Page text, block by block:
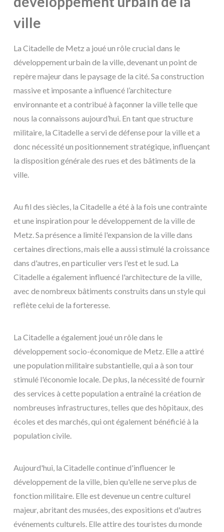
ville
La Citadelle de Metz a joué un rôle crucial dans le
développement urbain de la ville, devenant un point de
repère majeur dans le paysage de la cité. Sa construction
massive et imposante a influencé l’architecture
environnante et a contribué à façonner la ville telle que
nous la connaissons aujourd’hui. En tant que structure
militaire, la Citadelle a servi de défense pour la ville et a
donc nécessité un positionnement stratégique, influençant
la disposition générale des rues et des bâtiments de la
ville.
Au fil des siècles, la Citadelle a été à la fois une contrainte
et une inspiration pour le développement de la ville de
Metz. Sa présence a limité l'expansion de la ville dans
certaines directions, mais elle a aussi stimulé la croissance
dans d'autres, en particulier vers l'est et le sud. La
Citadelle a également influencé l'architecture de la ville,
avec de nombreux bâtiments construits dans un style qui
reflète celui de la forteresse.
La Citadelle a également joué un rôle dans le
développement socio-économique de Metz. Elle a attiré
une population militaire substantielle, qui a à son tour
stimulé l'économie locale. De plus, la nécessité de fournir
des services à cette population a entraîné la création de
nombreuses infrastructures, telles que des hôpitaux, des
écoles et des marchés, qui ont également bénéficié à la
population civile.
Aujourd'hui, la Citadelle continue d'influencer le
développement de la ville, bien qu'elle ne serve plus de
fonction militaire. Elle est devenue un centre culturel
majeur, abritant des musées, des expositions et d'autres
événements culturels. Elle attire des touristes du monde